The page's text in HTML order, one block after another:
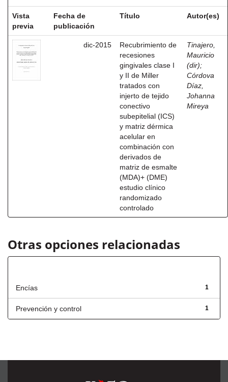
Vista
previa
Fecha de
publicación
Título Autor(es)
dic-2015
Recubrimiento de
recesiones
gingivales clase I
y II de Miller
tratados con
injerto de tejido
conectivo
subepitelial (ICS)
y matriz dérmica
acelular en
combinación con
derivados de
matriz de esmalte
(MDA)+ (DME)
estudio clínico
randomizado
controlado
Tinajero,
Mauricio
(dir);
Córdova
Díaz,
Johanna
Mireya
Otras opciones relacionadas
1
Encías
1
Prevención y control